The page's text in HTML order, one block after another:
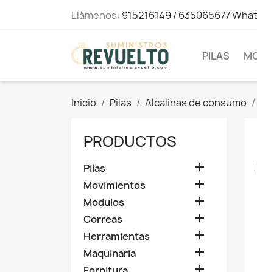
Llámenos: 915216149 / 635065677
PILAS
Inicio Pilas Alcalinas de consumo
PRODUCTOS
Pilas 
Movimientos 
Modulos 
Correas 
Herramientas 
Maquinaria 